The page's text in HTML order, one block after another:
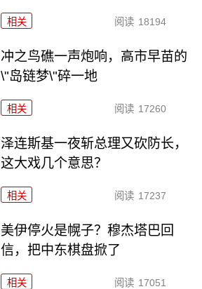
相关 阅读 18194
冲之鸟礁一声炮响，高市早苗的
\"岛链梦\"碎一地
相关 阅读 17260
泽连斯基一夜斩总理又砍防长，
这大戏几个意思？
相关 阅读 17237
美伊停火是幌子？穆杰塔巴回
信，把中东棋盘掀了
相关 阅读 17051